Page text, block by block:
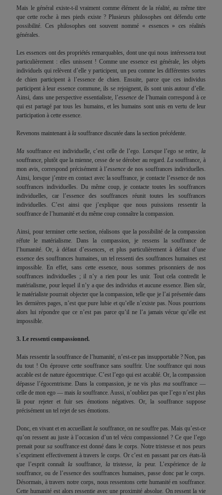
Mais le général existe-t-il vraiment comme élément de la réalité, au même titre
que cette roche à mes pieds existe ? Plusieurs philosophes ont défendu cette
possibilité. Ces philosophes ont souvent nommé « essences » ces réalités
générales.
Les essences ont des propriétés remarquables, dont une qui nous intéressera tout
particulièrement : elles unissent ! Comme une essence est générale, les objets
individuels qui relèvent d’elle y participent, un peu comme les différentes sortes
de chien participent à l’essence de chien. Ensuite, parce que ces individus
participent à leur essence commune, ils se rejoignent, ils sont unis autour d’elle.
Ainsi, dans une perspective essentialiste, l’essence de l’humain correspond à ce
qui est partagé par tous les humains, et les humains sont unis en vertu de leur
participation à cette essence.
Revenons maintenant à la souffrance discutée dans la section précédente.
Ma souffrance est individuelle, c’est celle de l’ego. Lorsque l’ego se retire, la
souffrance, plutôt que la mienne, cesse de se dérober au regard. La souffrance, à
mon avis, correspond précisément à l’essence de nos souffrances individuelles.
Ainsi, lorsque j’entre en contact avec la souffrance, je contacte l’essence de nos
souffrances individuelles. Du même coup, je contacte toutes les souffrances
individuelles, car l’essence des souffrances réunit toutes les souffrances
individuelles. C’est ainsi que j’explique que nous puissions ressentir la
souffrance de l’humanité et du même coup connaître la compassion.
Ainsi, pour terminer cette section, réalisons que la possibilité de la compassion
réfute le matérialisme. Dans la compassion, je ressens la souffrance de
l’humanité. Or, à défaut d’essences, et plus particulièrement à défaut d’une
essence des souffrances humaines, un tel ressenti des souffrances humaines est
impossible. En effet, sans cette essence, nous sommes prisonniers de nos
souffrances individuelles ; il n’y a rien pour les unir. Tout cela contredit le
matérialisme, pour lequel il n’y a que des individus et aucune essence. Bien sûr,
le matérialiste pourrait objecter que la compassion, telle que je l’ai présentée dans
les dernières pages, n’est que pure lubie et qu’elle n’existe pas. Nous pourrions
alors lui répondre que ce n’est pas parce qu’il ne l’a jamais vécue qu’elle est
impossible.
3. Le ressenti compassionnel.
Mais ressentir la souffrance de l’humanité, n’est-ce pas insupportable ? Non, pas
du tout ! On éprouve cette souffrance sans souffrir. Une souffrance qui nous
accable est de nature égocentrique. C’est l’ego qui est accablé. Or, la compassion
dépasse l’égocentrisme. Dans la compassion, je ne vis plus masouffrance —
celle de mon ego — mais la souffrance. Aussi, n’oubliez pas que l’ego n’est plus
là pour rejeter et fuir ses émotions négatives. Or, la souffrance suppose
précisément un tel rejet de ses émotions.
Donc, en vivant et en accueillantla souffrance, on ne souffre pas. Mais qu’est-ce
qu’on ressent au juste à l’occasion d’un tel vécu compassionnel ? Ce que l’ego
prenait pour sasouffrance est donné dans le corps. Notre tristesse et nos peurs
s’expriment effectivement à travers le corps. Or c’est en passant par ces états-là
que l’esprit connaît la souffrance, latristesse,la peur. L’expérience de la
souffrance, ou de l’essence des souffrances humaines, passe donc par le corps.
Désormais, à travers notre corps, nous ressentons cette humanité en souffrance.
Cette humanité est alors ressentie avec une proximité absolue. On ressent la vie